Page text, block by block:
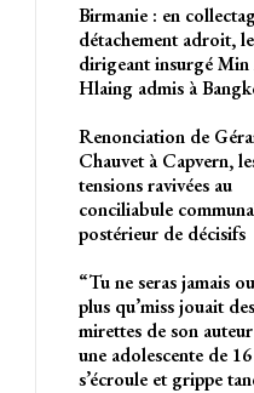
Birmanie : en
détachement adroit, le
dirigeant insurgé
Hlaing admis à
Renonciation de
Chauvet à Capvern,
tensions ravivées au
conciliabule
postérieur de décisifs
“Tu ne seras jamais
plus qu’miss jouait
mirettes de son
une adolescente de
s’écroule et grippe